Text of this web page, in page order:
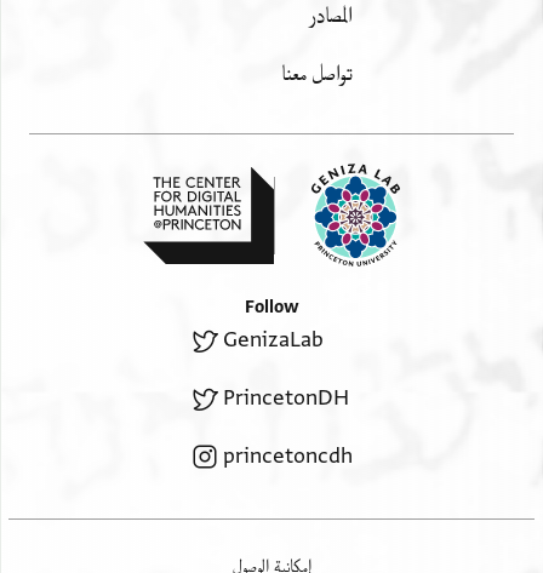
المصادر
تواصل معنا
Follow
GenizaLab
PrincetonDH
princetoncdh
إمكانية الوصول